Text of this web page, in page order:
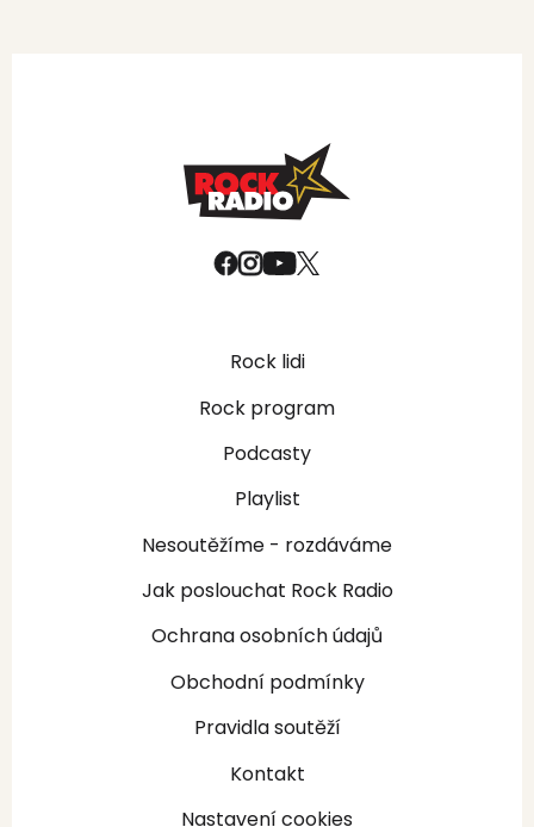
Rock lidi
Rock program
Podcasty
Playlist
Nesoutěžíme - rozdáváme
Jak poslouchat Rock Radio
Ochrana osobních údajů
Obchodní podmínky
Pravidla soutěží
Kontakt
Nastavení cookies